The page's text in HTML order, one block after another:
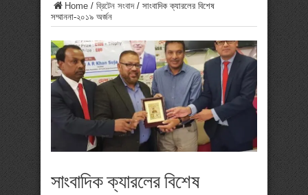
Home / ব্রিটেন সংবাদ/ সাংবাদিক ক্যারলের বিশেষ
সম্মাননা-২০১৯ অর্জন
সাংবাদিক ক্যারলের বিশেষ